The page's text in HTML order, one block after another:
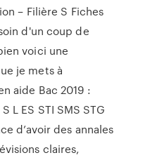
– Filière S Fiches
d'un coup de
voici une
je mets à
aide Bac 2019 :
L ES STI SMS STG
d’avoir des annales
claires,